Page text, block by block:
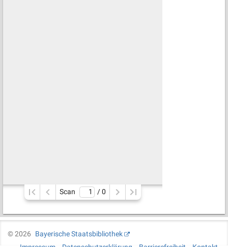
Scan / 0
©2026
Bayerische Staatsbibliothek